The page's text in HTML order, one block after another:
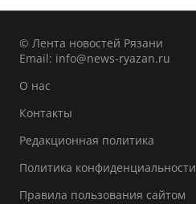
© Лента новостей Рязани
Email: info@news-ryazan.ru
О нас
Контакты
Редакционная политика
Политика конфиденциальности
Правила пользования сайтом